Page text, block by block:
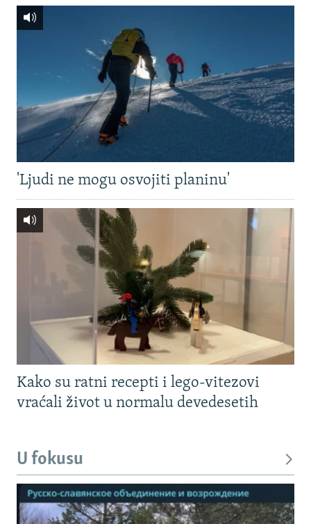
'Ljudi ne mogu osvojiti planinu'
Kako su ratni recepti i lego-vitezovi
vraćali život u normalu devedesetih
U fokusu